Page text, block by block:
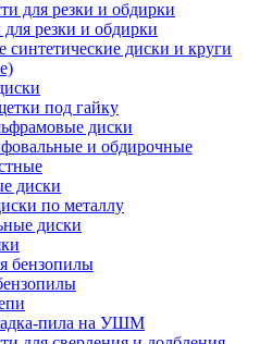
резки и обдирки
синтетические диски и круги
под гайку
диски
и обдирочные
диски
по металлу
диски
пила на УШМ